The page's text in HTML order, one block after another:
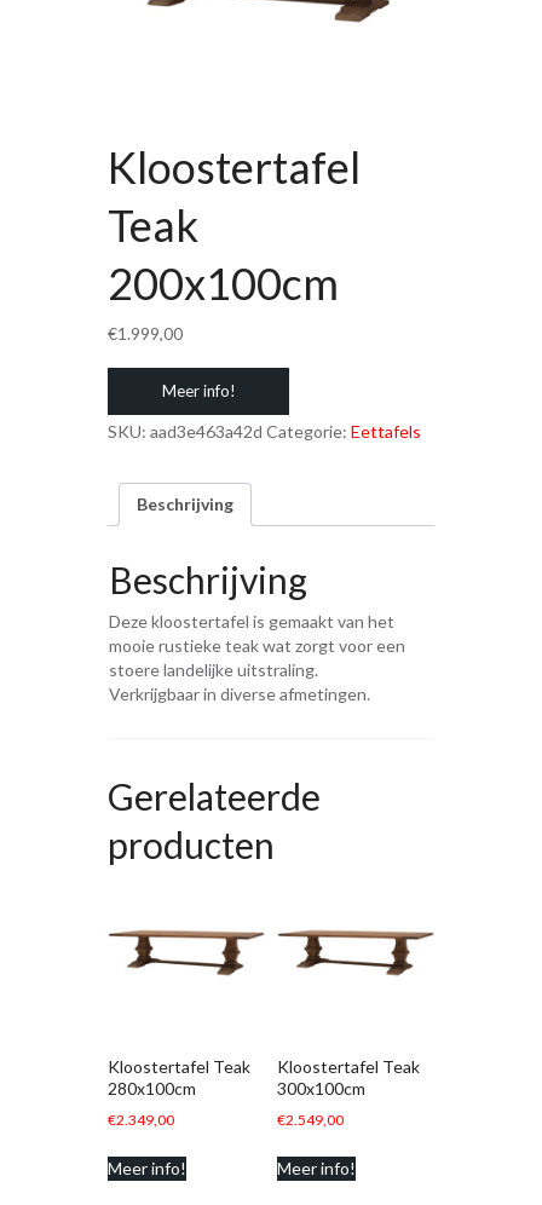
Kloostertafel
Teak
200x100cm
€1.999,00
Meer info!
SKU: aad3e463a42d Categorie: Eettafels
Beschrijving
Beschrijving
Deze kloostertafel is gemaakt van het
mooie rustieke teak wat zorgt voor een
stoere landelijke uitstraling.
Verkrijgbaar in diverse afmetingen.
Gerelateerde
producten
Kloostertafel Teak
280x100cm
€2.349,00
Meer info!
Kloostertafel Teak
300x100cm
€2.549,00
Meer info!